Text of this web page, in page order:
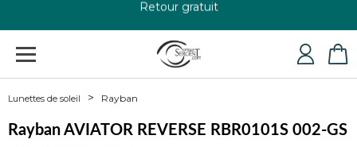
Lunettes de soleil Rayban
Rayban AVIATOR REVERSE RBR0101S 002-GS